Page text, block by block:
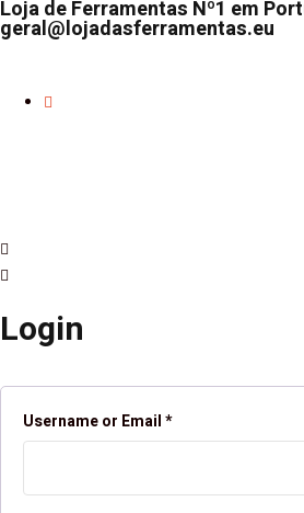
Loja de Ferramentas Nº1 em
geral@lojadasferramentas.eu
Login
Username or Email*